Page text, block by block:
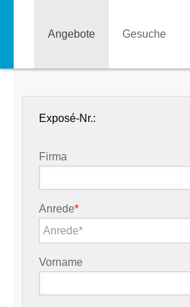
Angebote Gesuche
Exposé-Nr.:
Firma
Anrede*
Anrede*
Vorname